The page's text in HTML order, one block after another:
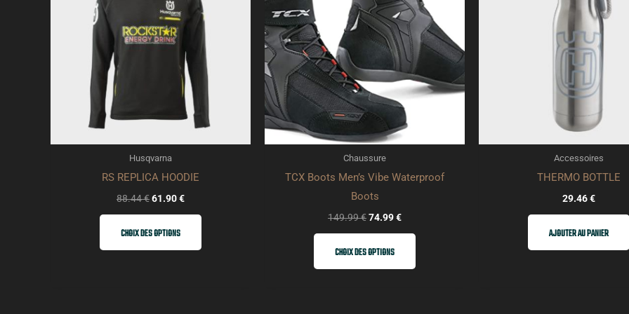
Husqvarna
RS REPLICA HOODIE
88.44€61.90€
CHOIX DES OPTIONS
plusieurs
variations.
Les
options
choisies
sur
produit
Chaussure
TCX Boots Men’s Vibe Waterproof
Boots
149.99€74.99€
CHOIX DES OPTIONS
plusieurs
variations.
Les
options
peuvent
sur
page
Accessoires
THERMO BOTTLE
29.46€
AJOUTER AU PANIER